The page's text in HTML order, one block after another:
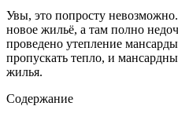
Увы, это попросту
новое жильё, а там полно
проведено утепление
пропускать тепло, и
жилья.
Содержание